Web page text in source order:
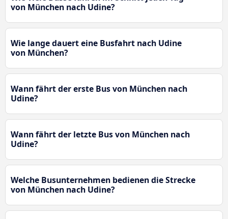
von München nach Udine?
Wie lange dauert eine Busfahrt nach Udine
von München?
Wann fährt der erste Bus von München nach
Udine?
Wann fährt der letzte Bus von München nach
Udine?
Welche Busunternehmen bedienen die Strecke
von München nach Udine?